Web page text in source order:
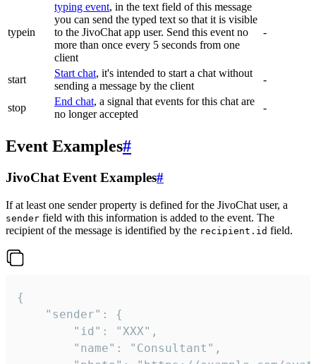
typein
typing event, in the text field of this message
you can send the typed text so that it is visible
to the JivoChat app user. Send this event no
more than once every 5 seconds from one
client
-
start
Start chat, it's intended to start a chat without
sending a message by the client
-
stop
End chat, a signal that events for this chat are
no longer accepted
-
Event Examples#
JivoChat Event Examples#
If at least one sender property is defined for the JivoChat user, a
sender field with this information is added to the event. The
recipient of the message is identified by the recipient.id field.
{